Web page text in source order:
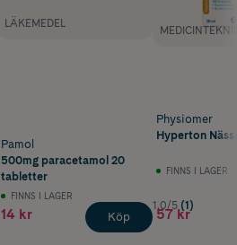
LÄKEMEDEL
Pamol
500mg paracetamol 20
tabletter
FINNS I LAGER
14 kr Köp
Physiomer
Hyperton
FINNS I LAGER
1.0/5 (1)
57 kr